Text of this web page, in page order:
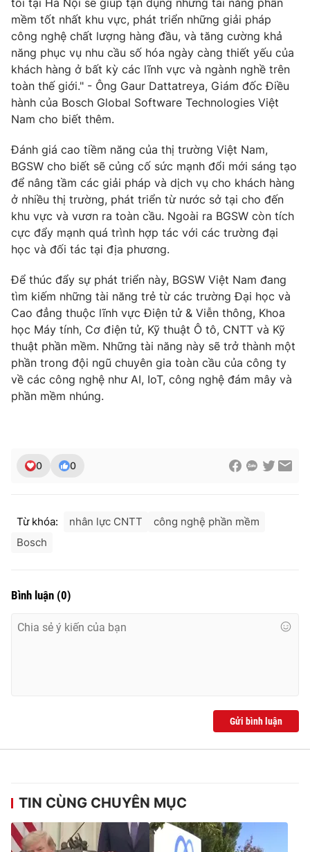
mềm tốt nhất khu vực, phát triển những giải pháp
công nghệ chất lượng hàng đầu, và tăng cường khả
năng phục vụ nhu cầu số hóa ngày càng thiết yếu của
khách hàng ở bất kỳ các lĩnh vực và ngành nghề trên
toàn thế giới." - Ông Gaur Dattatreya, Giám đốc Điều
hành của Bosch Global Software Technologies Việt
Nam cho biết thêm.
Đánh giá cao tiềm năng của thị trường Việt Nam,
BGSW cho biết sẽ củng cố sức mạnh đổi mới sáng tạo
để nâng tầm các giải pháp và dịch vụ cho khách hàng
ở nhiều thị trường, phát triển từ nước sở tại cho đến
khu vực và vươn ra toàn cầu. Ngoài ra BGSW còn tích
cực đẩy mạnh quá trình hợp tác với các trường đại
học và đối tác tại địa phương.
Để thúc đẩy sự phát triển này, BGSW Việt Nam đang
tìm kiếm những tài năng trẻ từ các trường Đại học và
Cao đẳng thuộc lĩnh vực Điện tử & Viễn thông, Khoa
học Máy tính, Cơ điện tử, Kỹ thuật Ô tô, CNTT và Kỹ
thuật phần mềm. Những tài năng này sẽ trở thành một
phần trong đội ngũ chuyên gia toàn cầu của công ty
về các công nghệ như AI, IoT, công nghệ đám mây và
phần mềm nhúng.
0 0
Từ khóa: nhân lực CNTT
công nghệ phần mềm
Bosch
Bình luận (0)
Gửi bình luận
TIN CÙNG CHUYÊN MỤC